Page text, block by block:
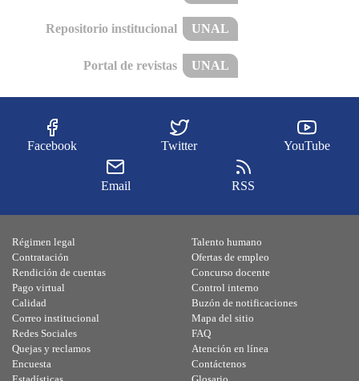
Repositorio institucional UNAL
Portal de revistas UNAL
Facebook Twitter YouTube
Email RSS
Régimen legal
Contratación
Rendición de cuentas
Pago virtual
Calidad
Talento humano
Ofertas de empleo
Concurso docente
Control interno
Buzón de notificaciones
Correo institucional
Redes Sociales
Quejas y reclamos
Encuesta
Mapa del sitio
FAQ
Atención en línea
Contáctenos